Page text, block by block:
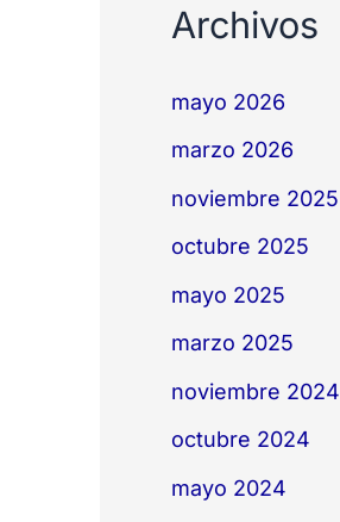
Archivos
mayo 2026
marzo 2026
noviembre 2025
octubre 2025
mayo 2025
marzo 2025
noviembre 2024
octubre 2024
mayo 2024